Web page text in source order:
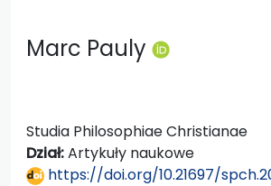
Marc Pauly
Studia Philosophiae Christianae
Dział:Artykuły naukowe
https://doi.org/10.21697/